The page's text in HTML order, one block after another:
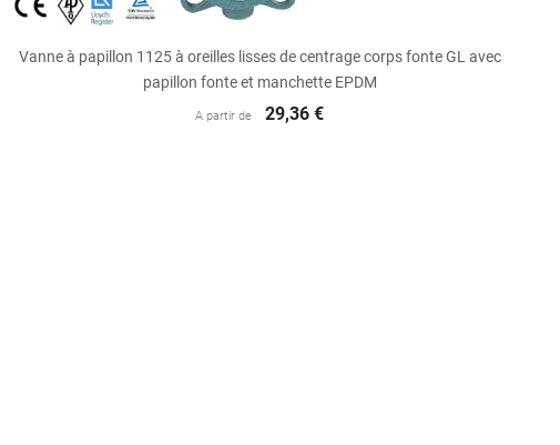
Aperçu rapide
Vanne à papillon 1125 à oreilles lisses de centrage corps fonte GL avec
papillon fonte et manchette EPDM
A partir de 29,36 €